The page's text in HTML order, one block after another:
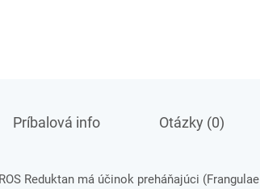
Príbalová info Otázky (0)
Reduktan má účinok preháňajúci (Frangulae